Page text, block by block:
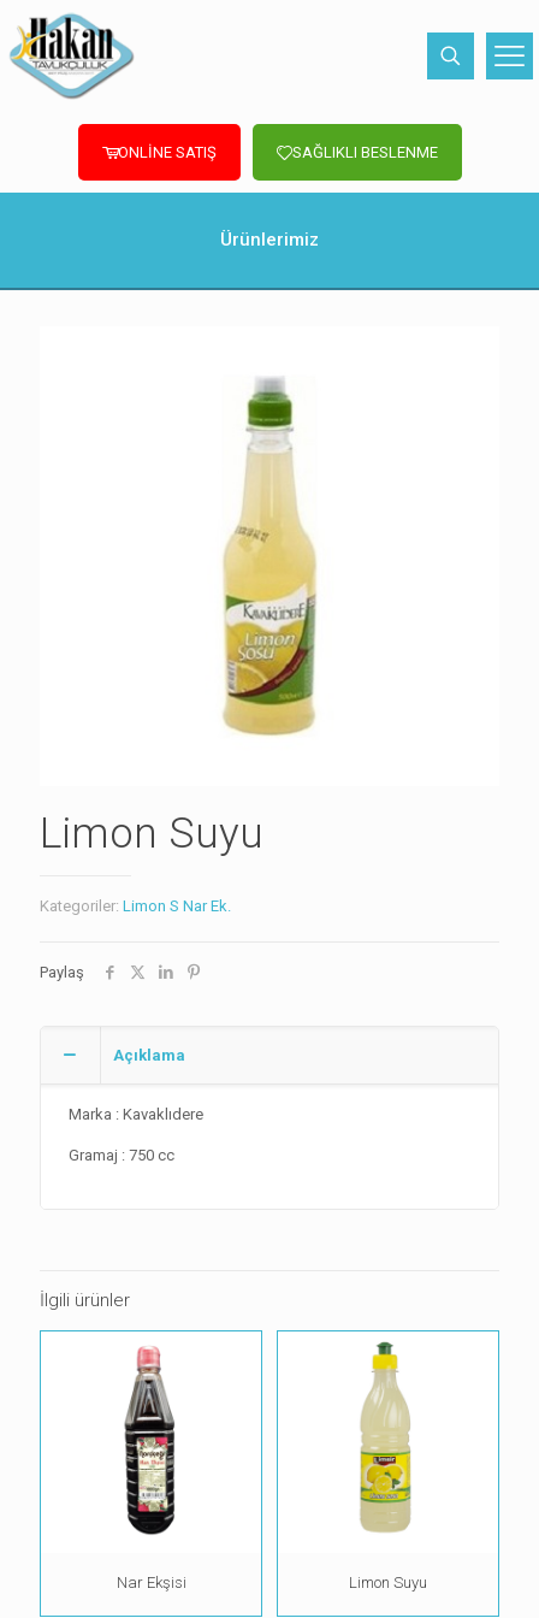
ONLİNE SATIŞ SAĞLIKLI BESLENME
Ürünlerimiz
Limon Suyu
Kategoriler: Limon S Nar Ek.
Paylaş
Açıklama
Marka : Kavaklıdere
Gramaj : 750 cc
İlgili ürünler
Nar Ekşisi Limon Suyu